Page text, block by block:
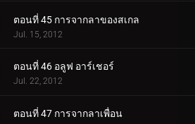
ตอนที่ 45 การจากลาของสเกล
Jul. 15, 2012
ตอนที่ 46 อลูฟ อาร์เชอร์
Jul. 22, 2012
ตอนที่ 47 การจากลาเพื่อน